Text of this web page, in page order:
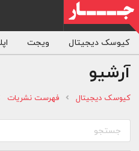
کیوسک دیجیتال ویجت
آرشیو
کیوسک دیجیتال فهرست نشریات
جستجو